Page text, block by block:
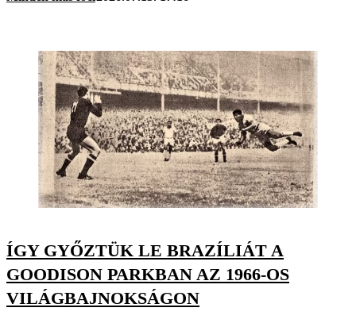
ÍGY GYŐZTÜK LE BRAZÍLIÁT A
GOODISON PARKBAN AZ 1966-OS
VILÁGBAJNOKSÁGON